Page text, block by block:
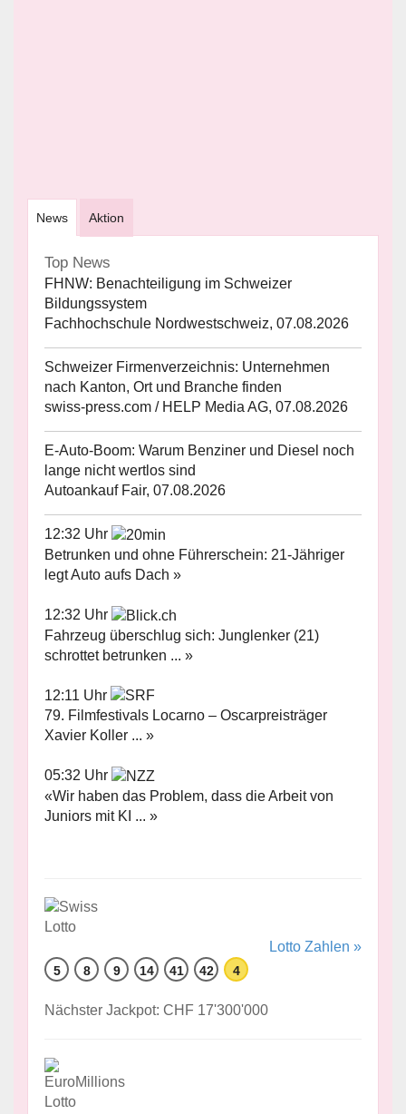
News Aktion
Top News
FHNW: Benachteiligung im Schweizer
Bildungssystem
Fachhochschule Nordwestschweiz, 07.08.2026
Schweizer Firmenverzeichnis: Unternehmen
nach Kanton, Ort und Branche finden
swiss-press.com / HELP Media AG, 07.08.2026
E-Auto-Boom: Warum Benziner und Diesel noch
lange nicht wertlos sind
Autoankauf Fair, 07.08.2026
12:32 Uhr
Betrunken und ohne Führerschein: 21-Jähriger
legt Auto aufs Dach »
12:32 Uhr
Fahrzeug überschlug sich: Junglenker (21)
schrottet betrunken ... »
12:11 Uhr
79. Filmfestivals Locarno – Oscarpreisträger
Xavier Koller ... »
05:32 Uhr
«Wir haben das Problem, dass die Arbeit von
Juniors mit KI ... »
Lotto Zahlen »
5 8 9 14 41 42 4
Nächster Jackpot: CHF 17'300'000